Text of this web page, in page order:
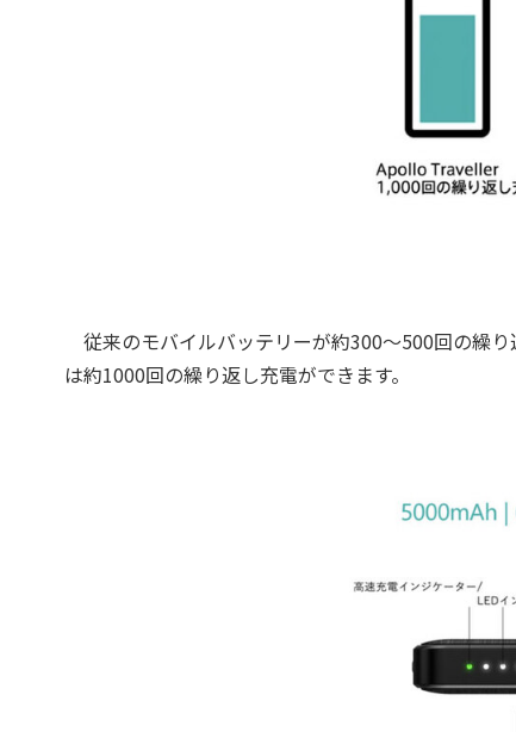
従来のモバイルバッテリーが約300～500回の繰
は約1000回の繰り返し充電ができます。